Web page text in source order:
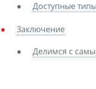
Доступные типы
Заключение
Делимся с